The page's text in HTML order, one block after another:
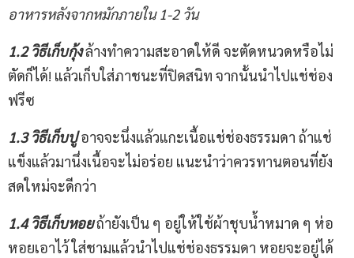
อาหารหลังจากหมักภายใน1-2 วัน
1.2วิธีเก็บกุ้งล้างทำความสะอาดให้ดี จะตัดหนวดหรือไม่
ตัดก็ได้! แล้วเก็บใส่ภาชนะที่ปิดสนิท จากนั้นนำไปแช่ช่อง
ฟรีซ
1.3 วิธีเก็บปูอาจจะนึ่งแล้วแกะเนื้อแช่ช่องธรรมดา ถ้าแช่
แข็งแล้วมานึ่งเนื้อจะไม่อร่อย แนะนำว่าควรทานตอนที่ยัง
สดใหม่จะดีกว่า
1.4 วิธีเก็บหอยถ้ายังเป็น ๆ อยู่ให้ใช้ผ้าชุบน้ำหมาด ๆ ห่อ
หอยเอาไว้ ใส่ชามแล้วนำไปแช่ช่องธรรมดา หอยจะอยู่ได้